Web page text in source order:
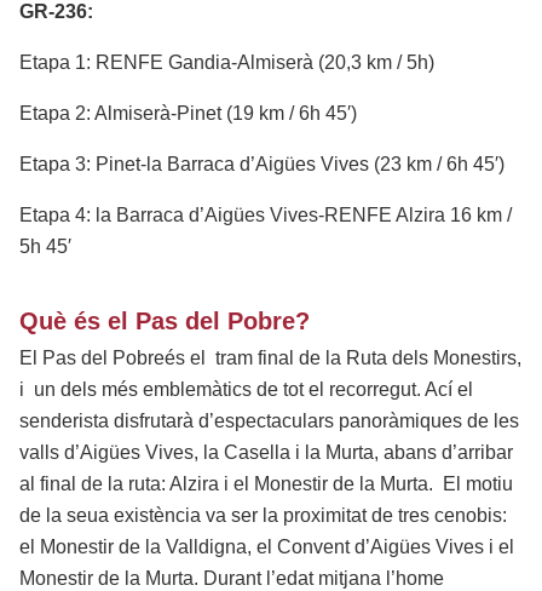
GR-236:
Etapa 1: RENFE Gandia-Almiserà (20,3 km / 5h)
Etapa 2: Almiserà-Pinet (19 km / 6h 45′)
Etapa 3: Pinet-la Barraca d’Aigües Vives (23 km / 6h 45′)
Etapa 4: la Barraca d’Aigües Vives-RENFE Alzira 16 km /
5h 45′
Què és el Pas del Pobre?
El Pas del Pobreés el tram final de la Ruta dels Monestirs,
i un dels més emblemàtics de tot el recorregut. Ací el
senderista disfrutarà d’espectaculars panoràmiques de les
valls d’Aigües Vives, la Casella i la Murta, abans d’arribar
al final de la ruta: Alzira i el Monestir de la Murta. El motiu
de la seua existència va ser la proximitat de tres cenobis:
el Monestir de la Valldigna, el Convent d’Aigües Vives i el
Monestir de la Murta. Durant l’edat mitjana l’home